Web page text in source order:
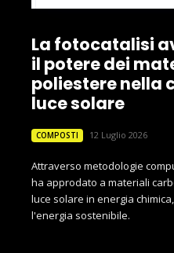
La fotocatalisi
il potere dei
poliestere nella
luce solare
COMPOSTI 12 Luglio 2026
Attraverso metodologie
ha approdato a materiali
luce solare in energia
l'energia sostenibile.